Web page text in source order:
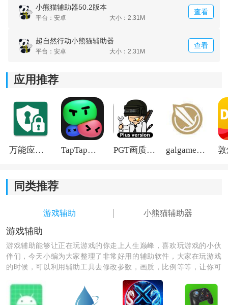
1. 精细的灵敏度微调功能很实用，可以针对不同的倍镜
2. 界面设计极其清爽且没有任何诱导性广告，所有功能
开关都排布在首页，新手几分钟就能上手。
3. 每次官服大版本更新后，总能在这里第一时间刷到最
新的优化方案，适配做得非常快。
小熊猫辅助器50.2版本
平台：安卓 大小：2.31M
查看
超自然行动小熊猫辅助器
平台：安卓 大小：2.31M
查看
应用推荐
万能应用隐藏 TapTap国际版2026 PGT画质助手旧版 galgame游戏盒子2026
同类推荐
游戏辅助 小熊猫辅助器
游戏辅助
游戏辅助能够让正在玩游戏的你走上人生巅峰，喜欢玩游戏的小伙
伴们，今天小编为大家整理了非常好用的辅助软件，大家在玩游戏
的时候，可以利用辅助工具去修改参数，画质，比例等等，让你可
玩家可以在这里免费下载！